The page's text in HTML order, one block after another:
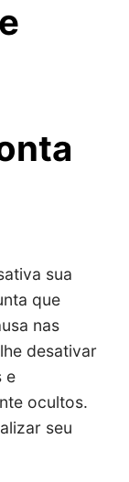
sua
que
nas
desativar
e
ocultos.
seu